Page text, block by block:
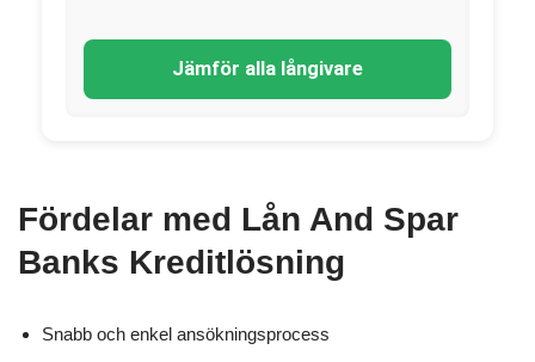
Jämför alla långivare
Fördelar med Lån And Spar
Banks Kreditlösning
Snabb och enkel ansökningsprocess